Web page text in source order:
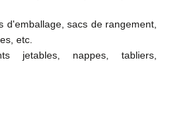
d'emballage, sacs de rangement,
etc.
jetables, nappes, tabliers,